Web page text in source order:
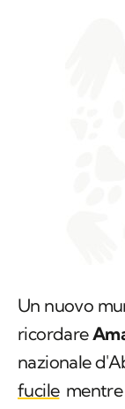
Un nuovo
ricordare
nazionale
fucile